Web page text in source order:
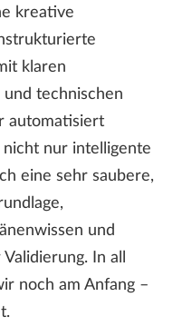
kreative
klaren
technischen
automatisiert
nur intelligente
eine sehr saubere,
und
In all
noch am Anfang –